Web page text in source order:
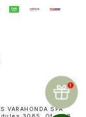
VARAHONDA SPA